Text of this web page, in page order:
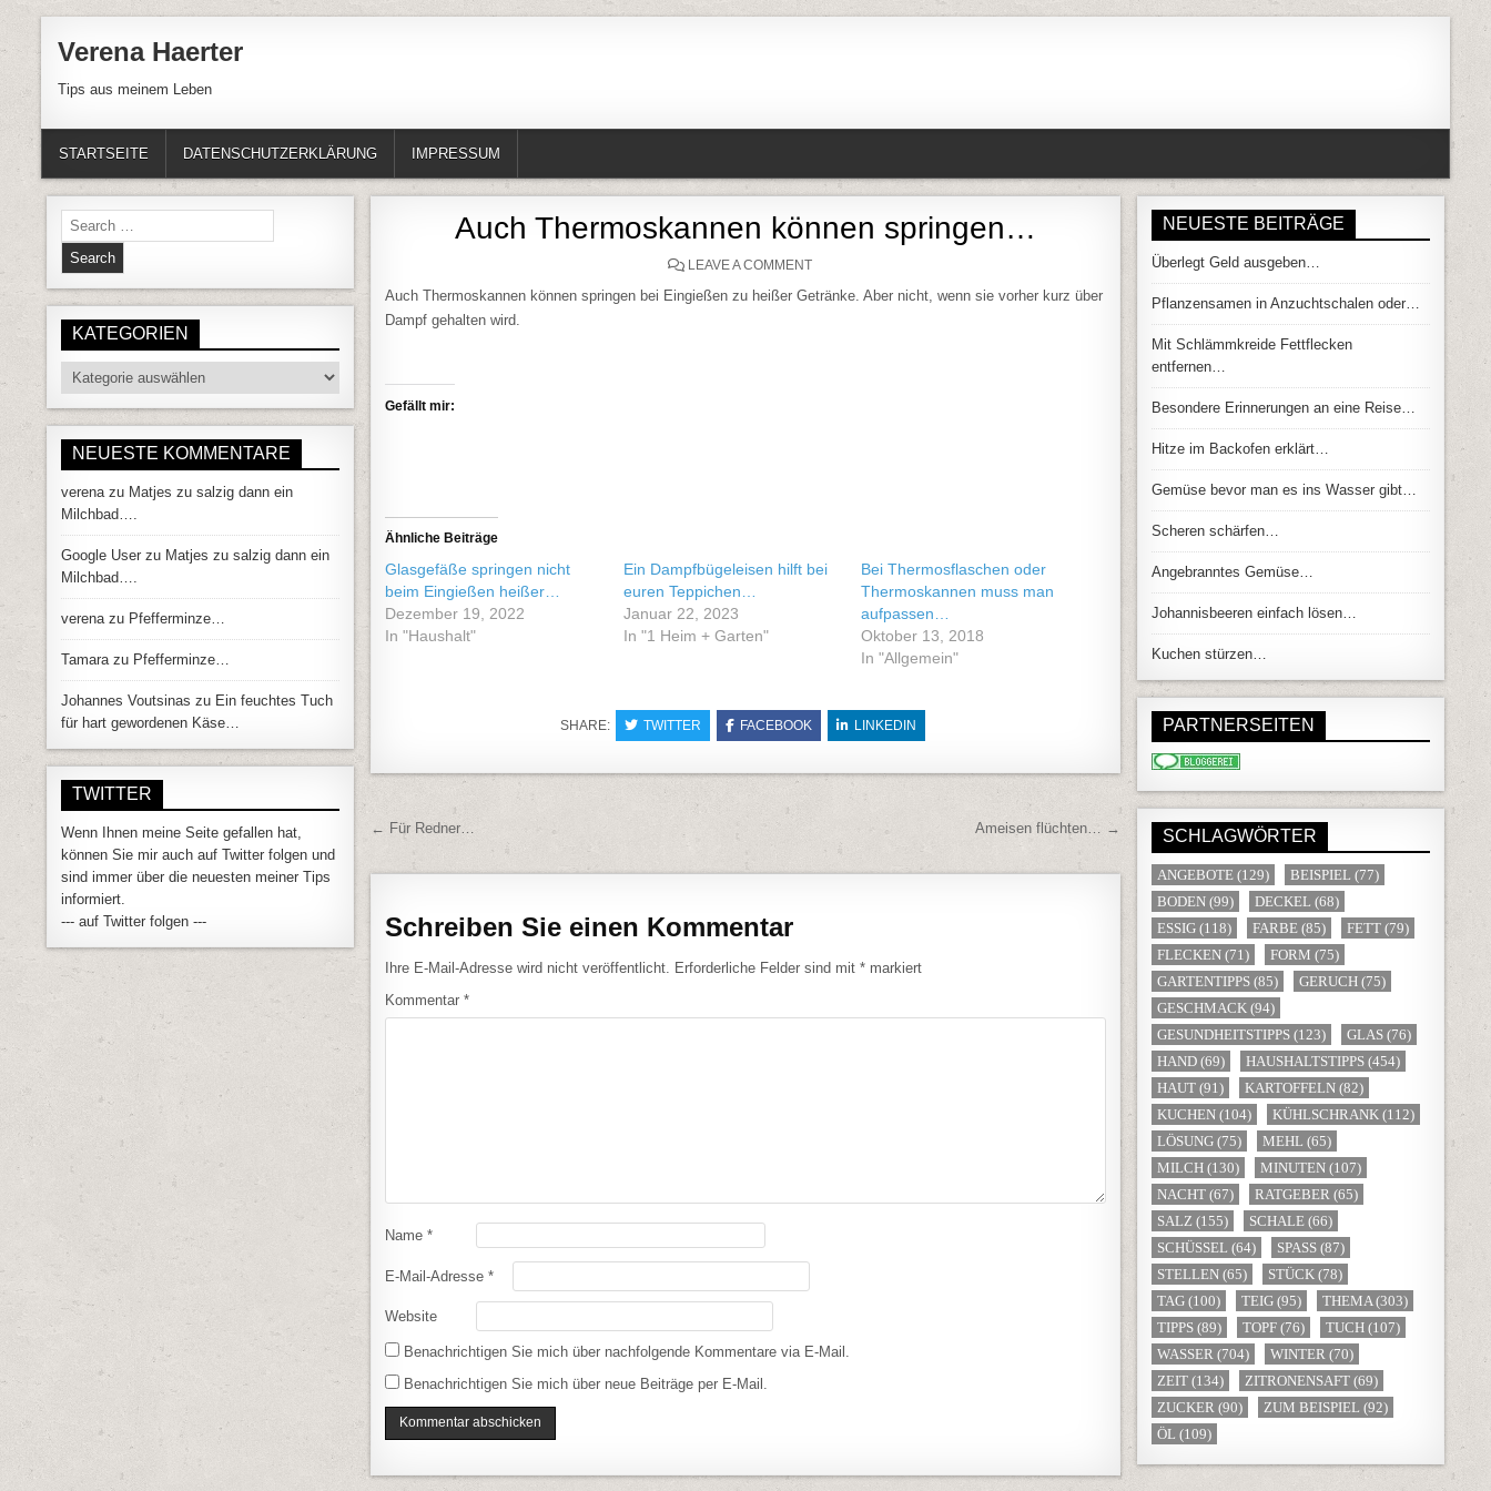
Verena Haerter
Tips aus meinem Leben
STARTSEITE DATENSCHUTZERKLÄRUNG IMPRESSUM
Auch Thermoskannen können springen…
LEAVE A COMMENTON AUCH THERMOSKANNEN KÖNNEN SPRINGEN…
Auch Thermoskannen können springen bei Eingießen zu heißer Getränke. Aber nicht, wenn sie vorher kurz über
Dampf gehalten wird.
Gefällt mir:
Ähnliche Beiträge
Glasgefäße springen nicht
beim Eingießen heißer…
Dezember 19, 2022
In "Haushalt"
Ein Dampfbügeleisen hilft bei
euren Teppichen…
Januar 22, 2023
In "1 Heim + Garten"
Bei Thermosflaschen oder
Thermoskannen muss man
aufpassen…
Oktober 13, 2018
In "Allgemein"
SHARE: TWITTER FACEBOOK LINKEDIN
Beitragsnavigation Ameisen flüchten… →
← Für Redner…
Schreiben Sie einen Kommentar
Ihre E-Mail-Adresse wird nicht veröffentlicht. Erforderliche Felder sind mit* markiert
Kommentar*
Name*
E-Mail-Adresse*
Website
Benachrichtigen Sie mich über nachfolgende Kommentare via E-Mail.
Benachrichtigen Sie mich über neue Beiträge per E-Mail.
Search for:
KATEGORIEN
Kategorien
NEUESTE KOMMENTARE
verenazu Matjes zu salzig dann ein
Milchbad….
Google User zu Matjes zu salzig dann ein
Milchbad….
verenazu Pfefferminze…
Tamarazu Pfefferminze…
Johannes Voutsinas zu Ein feuchtes Tuch
für hart gewordenen Käse…
TWITTER
Wenn Ihnen meine Seite gefallen hat,
können Sie mir auch auf Twitter folgen und
sind immer über die neuesten meiner Tips
informiert.
--- auf Twitter folgen ---
NEUESTE BEITRÄGE
Überlegt Geld ausgeben…
Pflanzensamen in Anzuchtschalen oder…
Mit Schlämmkreide Fettflecken
entfernen…
Besondere Erinnerungen an eine Reise…
Hitze im Backofen erklärt…
Gemüse bevor man es ins Wasser gibt…
Scheren schärfen…
Angebranntes Gemüse…
Johannisbeeren einfach lösen…
Kuchen stürzen…
PARTNERSEITEN
SCHLAGWÖRTER
ANGEBOTE(129) BEISPIEL (77)
BODEN(99) DECKEL (68)
ESSIG(118) FARBE(85) FETT(79)
FLECKEN(71) FORM (75)
GARTENTIPPS(85) GERUCH(75)
GESCHMACK(94)
GESUNDHEITSTIPPS(123) GLAS(76)
HAND(69) HAUSHALTSTIPPS(454)
HAUT(91) KARTOFFELN(82)
KUCHEN(104) KÜHLSCHRANK(112)
LÖSUNG(75) MEHL (65)
MILCH(130) MINUTEN(107)
NACHT(67) RATGEBER(65)
SALZ (155) SCHALE(66)
SCHÜSSEL (64) SPASS(87)
STELLEN(65) STÜCK(78)
TAG(100) TEIG(95) THEMA(303)
TIPPS(89) TOPF(76) TUCH(107)
WASSER(704) WINTER(70)
ZEIT(134) ZITRONENSAFT(69)
ZUCKER(90) ZUM BEISPIEL (92)
ÖL (109)